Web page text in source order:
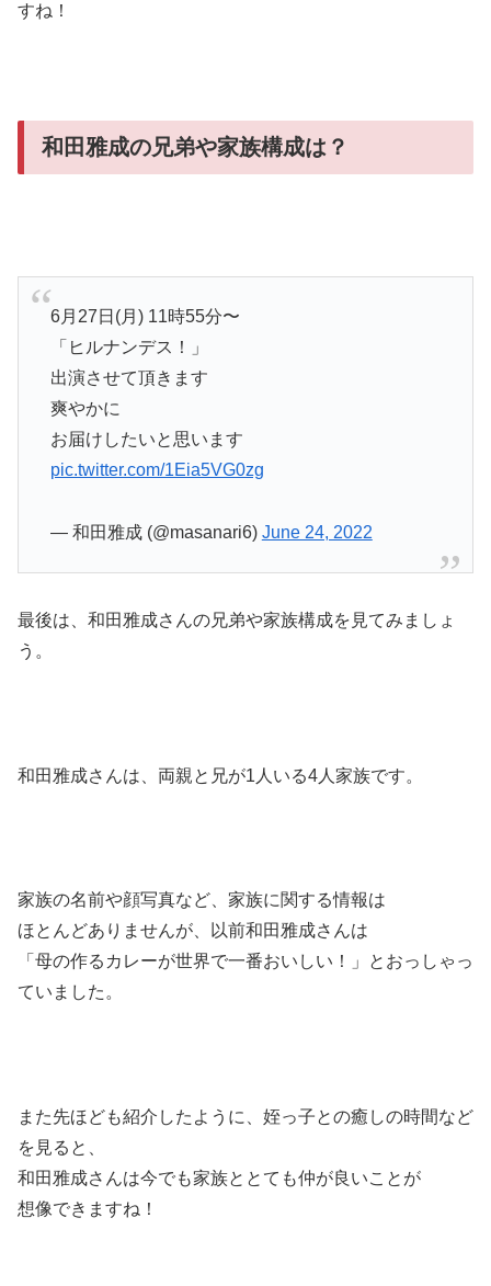
すね！
和田雅成の兄弟や家族構成は？
6月27日(月) 11時55分〜
「ヒルナンデス！」
出演させて頂きます
爽やかに
お届けしたいと思います
pic.twitter.com/1Eia5VG0zg
— 和田雅成 (@masanari6) June 24, 2022
最後は、和田雅成さんの兄弟や家族構成を見てみましょ
う。
和田雅成さんは、両親と兄が1人いる4人家族です。
家族の名前や顔写真など、家族に関する情報は
ほとんどありませんが、以前和田雅成さんは
「母の作るカレーが世界で一番おいしい！」とおっしゃっ
ていました。
また先ほども紹介したように、姪っ子との癒しの時間など
を見ると、
和田雅成さんは今でも家族ととても仲が良いことが
想像できますね！